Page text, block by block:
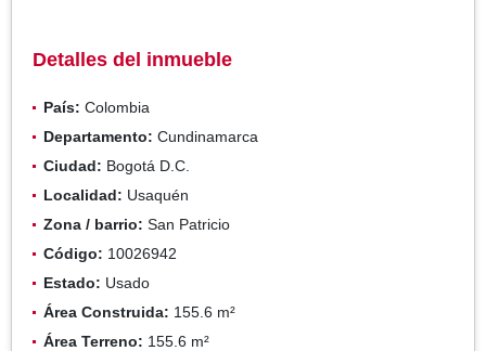
Detalles del inmueble
País: Colombia
Departamento: Cundinamarca
Ciudad: Bogotá D.C.
Localidad: Usaquén
Zona / barrio: San Patricio
Código: 10026942
Estado: Usado
Área Construida: 155.6 m²
Área Terreno: 155.6 m²